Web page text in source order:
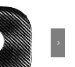
Accès clubs
Mon compte